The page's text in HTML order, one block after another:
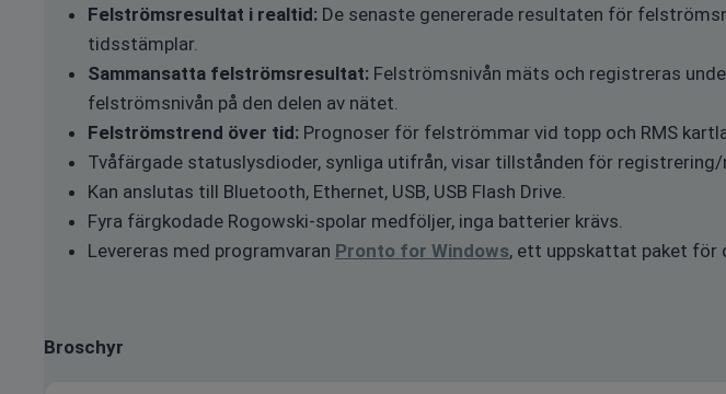
Felströmsresultat i realtid: De senaste genererade resultaten för
tidsstämplar.
Sammansatta felströmsresultat: Felströmsnivån mäts och registreras
felströmsnivån på den delen av nätet.
Felströmstrend över tid: Prognoser för felströmmar vid topp och RMS
Tvåfärgade statuslysdioder, synliga utifrån, visar tillstånden för
Kan anslutas till Bluetooth, Ethernet, USB, USB Flash Drive.
Fyra färgkodade Rogowski-spolar medföljer, inga batterier krävs.
Levereras med programvaran Pronto for Windows, ett uppskattat paket för
Broschyr